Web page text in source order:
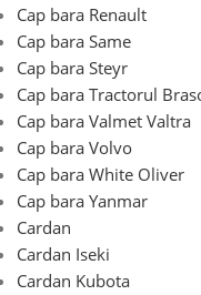
Cap bara Renault
Cap bara Same
Cap bara Steyr
Cap bara Tractorul
Cap bara Valmet Valtra
Cap bara Volvo
Cap bara White Oliver
Cap bara Yanmar
Cardan
Cardan Iseki
Cardan Kubota